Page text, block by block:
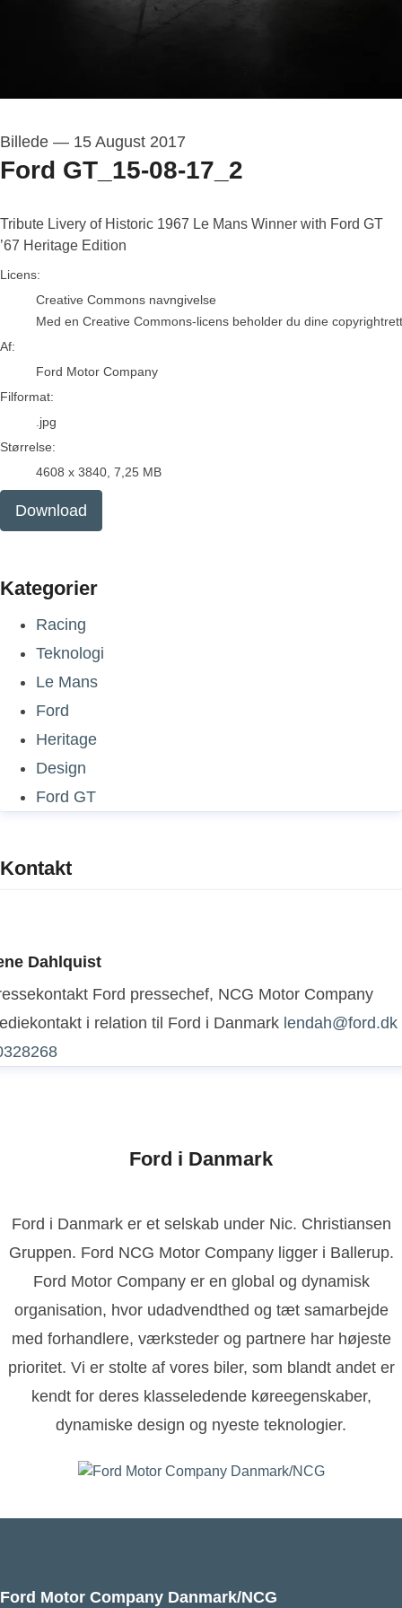
Billede — 15 August 2017
Ford GT_15-08-17_2
Tribute Livery of Historic 1967 Le Mans Winner with Ford GT
’67 Heritage Edition
Ford Motor Company
Licens:
Creative Commons navngivelse
Med en Creative Commons-licens beholder du dine
Af:
Ford Motor Company
Filformat:
.jpg
Størrelse:
4608 x 3840, 7,25 MB
Download
Kategorier
Racing
Teknologi
Le Mans
Ford
Heritage
Design
Ford GT
Kontakt
Dahlquist
Ford pressechef, NCG Motor Company
i relation til Ford i Danmark lendah@ford.dk
Ford i Danmark
Ford i Danmark er et selskab under Nic. Christiansen
Gruppen. Ford NCG Motor Company ligger i Ballerup.
Ford Motor Company er en global og dynamisk
organisation, hvor udadvendthed og tæt samarbejde
med forhandlere, værksteder og partnere har højeste
prioritet. Vi er stolte af vores biler, som blandt andet er
kendt for deres klasseledende køreegenskaber,
dynamiske design og nyeste teknologier.
Ford Motor Company Danmark/NCG